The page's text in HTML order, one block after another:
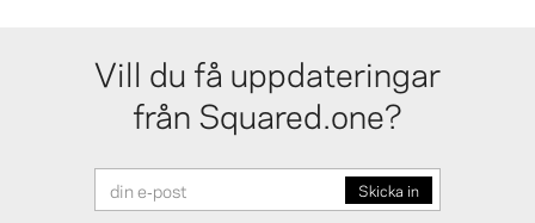
Vill du få uppdateringar
från Squared.one?